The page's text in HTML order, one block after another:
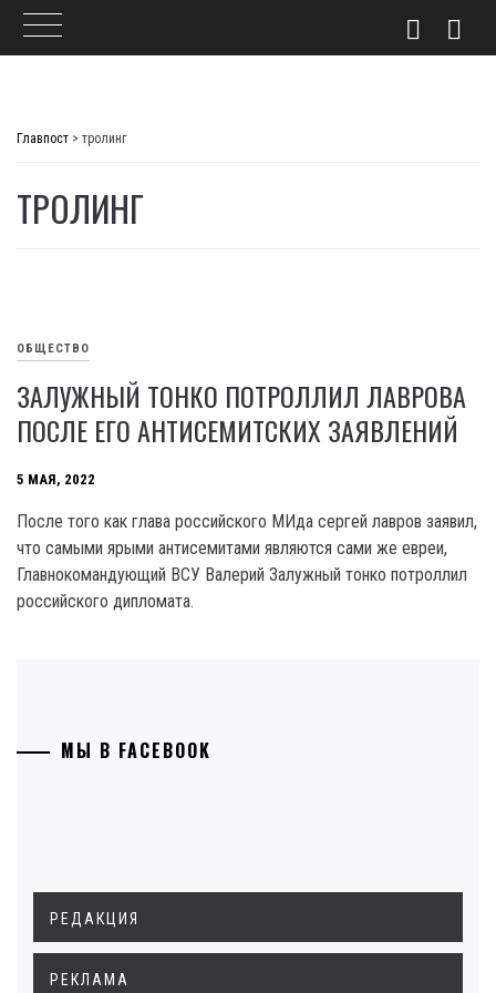
Главпост > тролинг
ТРОЛИНГ
ОБЩЕСТВО
ЗАЛУЖНЫЙ ТОНКО ПОТРОЛЛИЛ ЛАВРОВА
ПОСЛЕ ЕГО АНТИСЕМИТСКИХ ЗАЯВЛЕНИЙ
5 МАЯ, 2022
После того как глава российского МИда сергей лавров заявил,
что самыми ярыми антисемитами являются сами же евреи,
Главнокомандующий ВСУ Валерий Залужный тонко потроллил
российского дипломата.
МЫ В FACEBOOK
РЕДАКЦИЯ
РЕКЛАМА